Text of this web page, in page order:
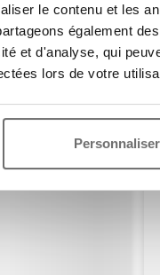
le contenu et les
également
et d'analyse, qui
lors de votre
Personnaliser